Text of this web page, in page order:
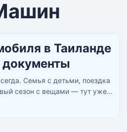
в Таиланде
Семья с детьми, поездка
сезон с вещами — тут уже
с кондиционером и